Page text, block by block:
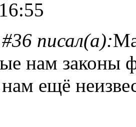
писал(а):
нам законы
ещё